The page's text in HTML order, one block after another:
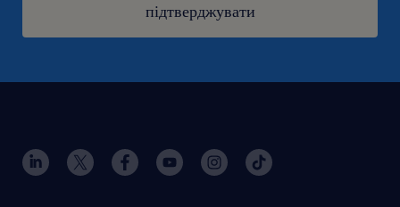
підтверджувати